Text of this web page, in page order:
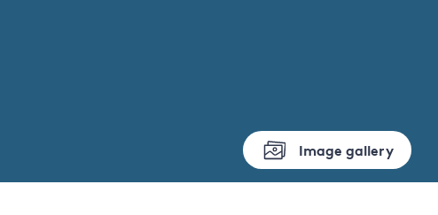
Image gallery